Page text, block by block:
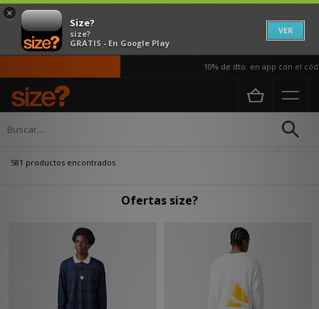
×
Size?
size?
GRATIS - En Google Play
VER
10% de dto. en app con el código
Página principal
581 productos encontrados
Ofertas size?